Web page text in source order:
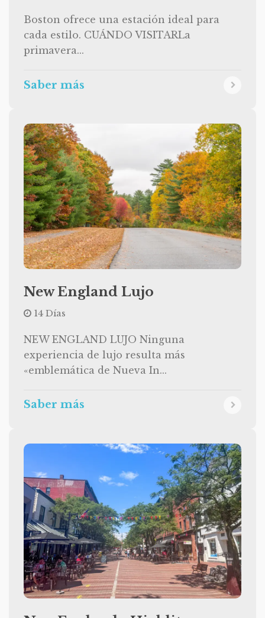
Boston ofrece una estación ideal para
cada estilo. CUÁNDO VISITARLa
primavera...
Saber más
New England Lujo
14 Días
NEW ENGLAND LUJO Ninguna
experiencia de lujo resulta más
«emblemática de Nueva In...
Saber más